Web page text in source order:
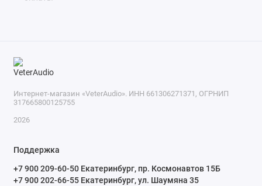
Интернет-магазин «VeterAudio». ИНН 661306271371, ОГРНИП
317665800125755
2026
Поддержка
+7 900 209-60-50 Екатеринбург, пр. Космонавтов 15Б
+7 900 202-66-55 Екатеринбург, ул. Шаумяна 35